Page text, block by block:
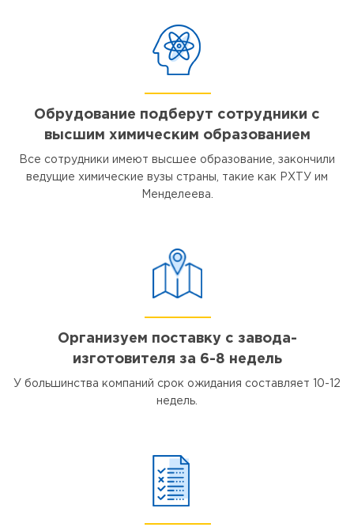
Обрудование подберут сотрудники с
высшим химическим образованием
Все сотрудники имеют высшее образование, закончили
ведущие химические вузы страны, такие как РХТУ им
Менделеева.
Организуем поставку с завода-
изготовителя за 6-8 недель
У большинства компаний срок ожидания составляет 10-12
недель.